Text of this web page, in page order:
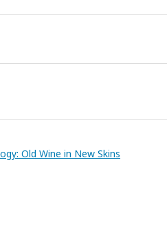
Old Wine in New Skins